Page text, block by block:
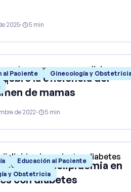
2025· 5 min
al Paciente
Ginecología y
sobre la eficiencia del
de mamas
de 2022· 5 min
Educación al Paciente
y Obstetricia
la dislipidemia en
con diabetes